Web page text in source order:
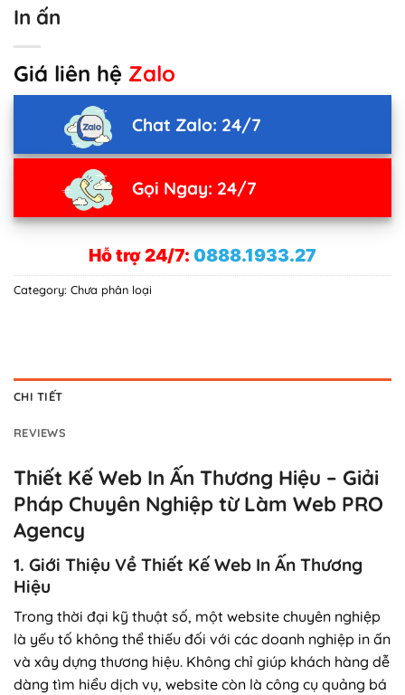
In ấn
Giá liên hệ Zalo
Chat Zalo: 24/7
Gọi Ngay: 24/7
Hỗ trợ 24/7: 0888.1933.27
Category: Chưa phân loại
CHI TIẾT
REVIEWS
Thiết Kế Web In Ấn Thương Hiệu – Giải
Pháp Chuyên Nghiệp từ Làm Web PRO
Agency
1. Giới Thiệu Về Thiết Kế Web In Ấn Thương
Hiệu
Trong thời đại kỹ thuật số, một website chuyên nghiệp
là yếu tố không thể thiếu đối với các doanh nghiệp in ấn
và xây dựng thương hiệu. Không chỉ giúp khách hàng dễ
dàng tìm hiểu dịch vụ, website còn là công cụ quảng bá